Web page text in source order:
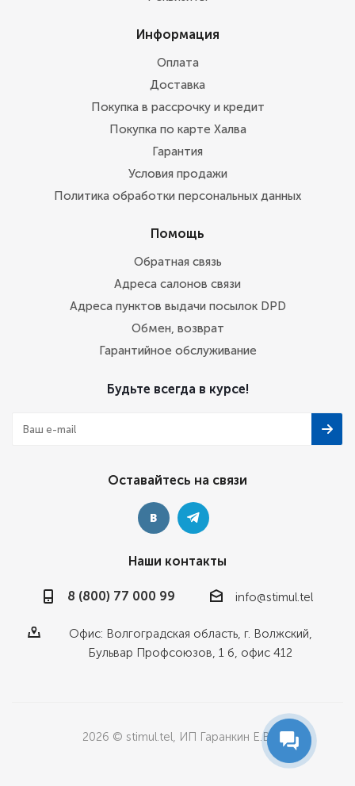
Информация
Оплата
Доставка
Покупка в рассрочку и кредит
Покупка по карте Халва
Гарантия
Условия продажи
Политика обработки персональных данных
Помощь
Обратная связь
Адреса салонов связи
Адреса пунктов выдачи посылок DPD
Обмен, возврат
Гарантийное обслуживание
Будьте всегда в курсе!
Оставайтесь на связи
Наши контакты
8 (800) 77 000 99 info@stimul.tel
Офис: Волгоградская область, г. Волжский,
Бульвар Профсоюзов, 1 б, офис 412
2026 © stimul.tel, ИП Гаранкин Е.В.